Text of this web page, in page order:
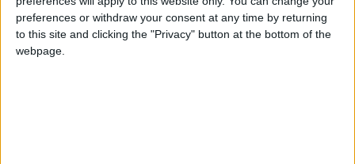
preferences or withdraw your consent at any time by returning
to this site and clicking the "Privacy" button at the bottom of the
webpage.